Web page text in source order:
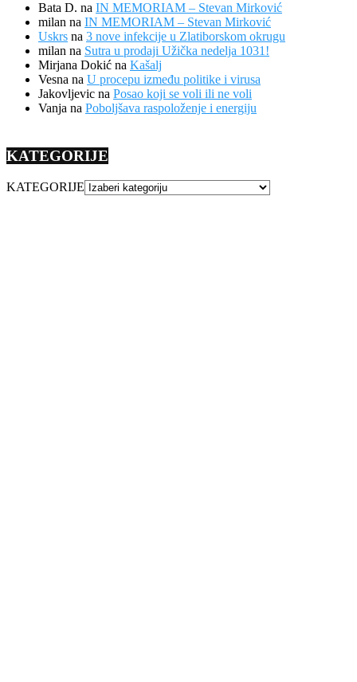
Bata D. na IN MEMORIAM – Stevan Mirković
milan na IN MEMORIAM – Stevan Mirković
Uskrs na 3 nove infekcije u Zlatiborskom okrugu
milan na Sutra u prodaji Užička nedelja 1031!
Mirjana Dokić na Kašalj
Vesna na U procepu između politike i virusa
Jakovljevic na Posao koji se voli ili ne voli
Vanja na Poboljšava raspoloženje i energiju
KATEGORIJE
KATEGORIJE